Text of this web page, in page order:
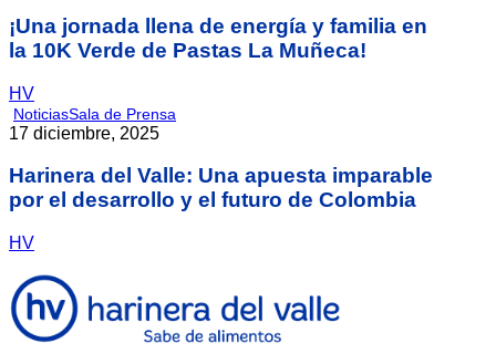
¡Una jornada llena de energía y familia en
la 10K Verde de Pastas La Muñeca!
HV
NoticiasSala de Prensa
17 diciembre, 2025
Harinera del Valle: Una apuesta imparable
por el desarrollo y el futuro de Colombia
HV